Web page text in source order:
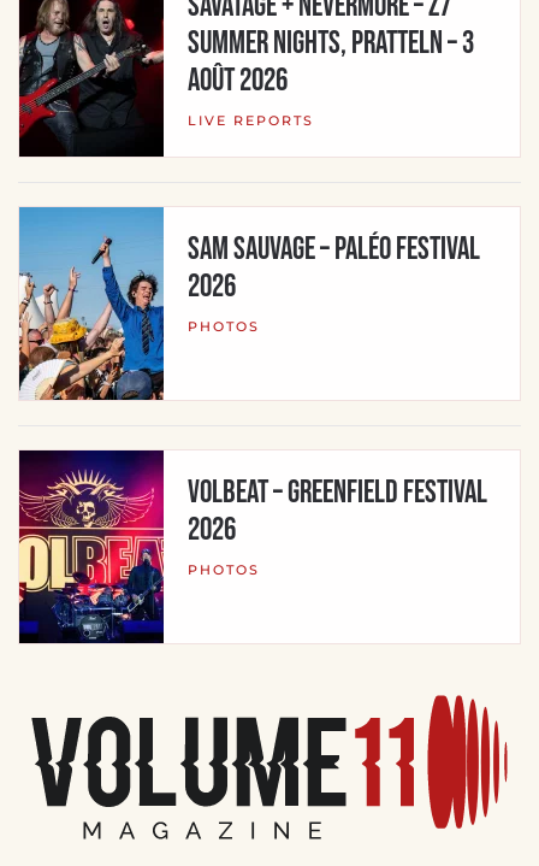
Summer Nights, Pratteln – 3
août 2026
LIVE REPORTS
SAM SAUVAGE – Paléo Festival
2026
PHOTOS
Volbeat – Greenfield Festival
2026
PHOTOS